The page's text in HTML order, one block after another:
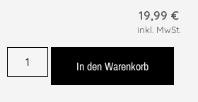
19,99 €
inkl. MwSt.
In den Warenkorb